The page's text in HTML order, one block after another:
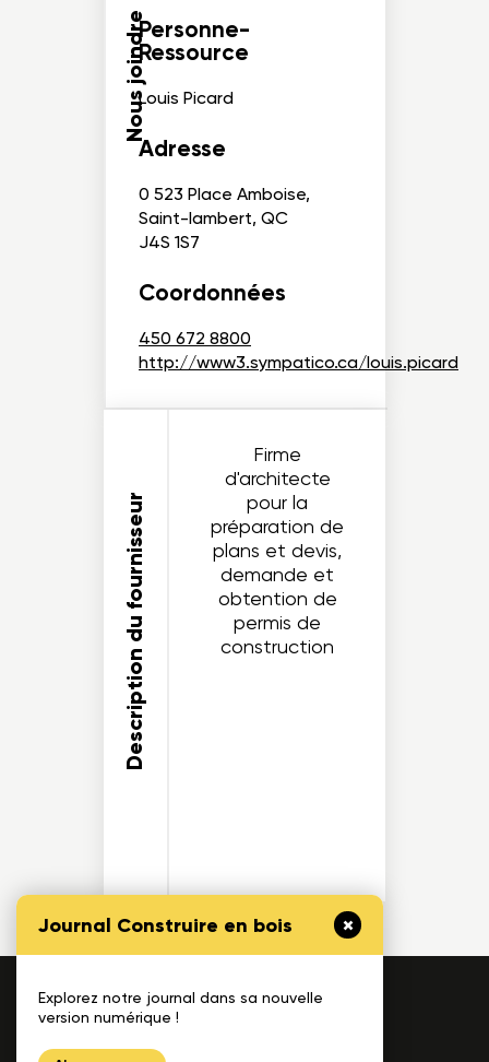
Journal Construire en bois
Explorez notre journal dans sa nouvelle
version numérique !
Nous joindrePersonne-
Ressource
Louis Picard
Adresse
0 523 Place Amboise,
Saint-lambert, QC
J4S 1S7
Coordonnées
450 672 8800
http://www3.sympatico.ca/louis.picard
Description du fournisseur
Firme
d'architecte
pour la
préparation de
plans et devis,
demande et
obtention de
permis de
construction
1175, avenue Lavigerie, Bureau 200
Québec (QC), G1V 4P1